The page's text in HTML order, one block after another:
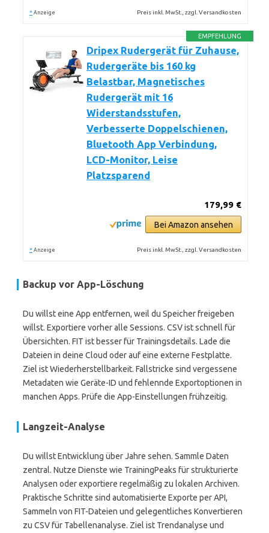
* Anzeige Preis inkl. MwSt., zzgl. Versandkosten
EMPFEHLUNG
Dripex Rudergerät für Zuhause,
Rudergeräte bis 160 kg
Belastbar, Magnetisches
Rudergerät mit 16
Widerstandsstufen,
Verbesserte Doppelschienen,
Bluetooth App Verbindung,
LCD-Monitor, Leise
Platzsparend
179,99 €
Bei Amazon ansehen
* Anzeige Preis inkl. MwSt., zzgl. Versandkosten
Backup vor App-Löschung
Du willst eine App entfernen, weil du Speicher freigeben
willst. Exportiere vorher alle Sessions. CSV ist schnell für
Übersichten. FIT ist besser für Trainingsdetails. Lade die
Dateien in deine Cloud oder auf eine externe Festplatte.
Ziel ist Wiederherstellbarkeit. Fallstricke sind vergessene
Metadaten wie Geräte-ID und fehlennde Exportoptionen in
manchen Apps. Prüfe die App-Einstellungen frühzeitig.
Langzeit-Analyse
Du willst Entwicklung über Jahre sehen. Sammle Daten
zentral. Nutze Dienste wie TrainingPeaks für strukturierte
Analysen oder exportiere regelmäßig zu lokalen Archiven.
Praktische Schritte sind automatisierte Exporte per API,
Sammeln von FIT-Dateien und gelegentliches Konvertieren
zu CSV für Tabellenanalyse. Ziel ist Trendanalyse und